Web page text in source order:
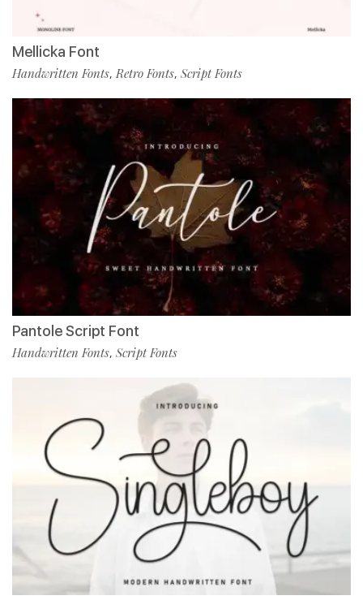
Mellicka Font
Handwritten Fonts, Retro Fonts, Script Fonts
Pantole Script Font
Handwritten Fonts, Script Fonts